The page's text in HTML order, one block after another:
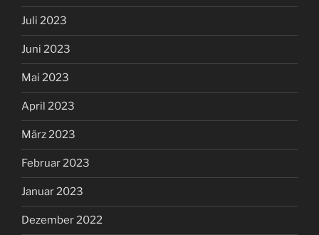
Juli 2023
Juni 2023
Mai 2023
April 2023
März 2023
Februar 2023
Januar 2023
Dezember 2022